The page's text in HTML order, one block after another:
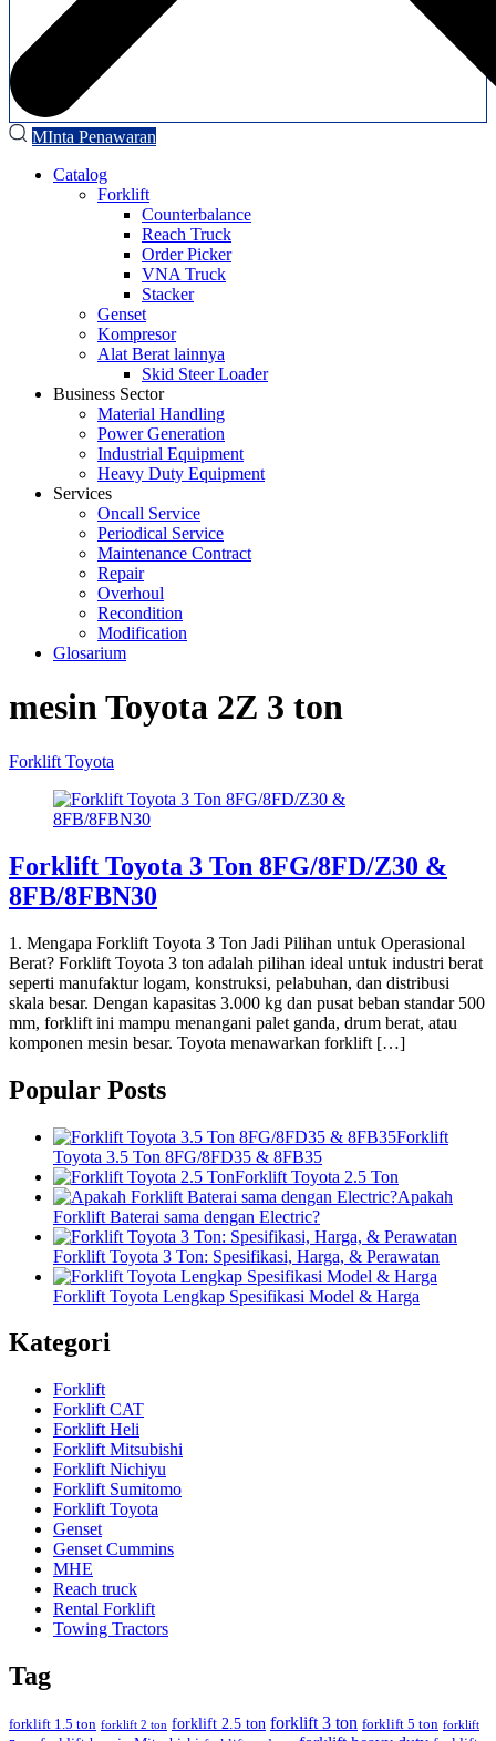
MInta Penawaran
Catalog
Forklift
Counterbalance
Reach Truck
Order Picker
VNA Truck
Stacker
Genset
Kompresor
Alat Berat lainnya
Skid Steer Loader
Business Sector
Material Handling
Power Generation
Industrial Equipment
Heavy Duty Equipment
Services
Oncall Service
Periodical Service
Maintenance Contract
Repair
Overhoul
Recondition
Modification
Glosarium
mesin Toyota 2Z 3 ton
Forklift Toyota
Forklift Toyota 3 Ton 8FG/8FD/Z30 &
8FB/8FBN30
1. Mengapa Forklift Toyota 3 Ton Jadi Pilihan untuk Operasional
Berat? Forklift Toyota 3 ton adalah pilihan ideal untuk industri berat
seperti manufaktur logam, konstruksi, pelabuhan, dan distribusi
skala besar. Dengan kapasitas 3.000 kg dan pusat beban standar 500
mm, forklift ini mampu menangani palet ganda, drum berat, atau
komponen mesin besar. Toyota menawarkan forklift […]
Popular Posts
Forklift
Toyota 3.5 Ton 8FG/8FD35 & 8FB35
Forklift Toyota 2.5 Ton
Apakah
Forklift Baterai sama dengan Electric?
Forklift Toyota 3 Ton: Spesifikasi, Harga, & Perawatan
Forklift Toyota Lengkap Spesifikasi Model & Harga
Kategori
Forklift
Forklift CAT
Forklift Heli
Forklift Mitsubishi
Forklift Nichiyu
Forklift Sumitomo
Forklift Toyota
Genset
Genset Cummins
MHE
Reach truck
Rental Forklift
Towing Tractors
Tag
forklift 1.5 ton forklift 2 ton forklift 2.5 ton forklift 3 ton forklift 5 ton forklift